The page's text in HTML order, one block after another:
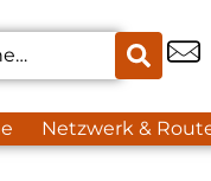
Netzwerk &